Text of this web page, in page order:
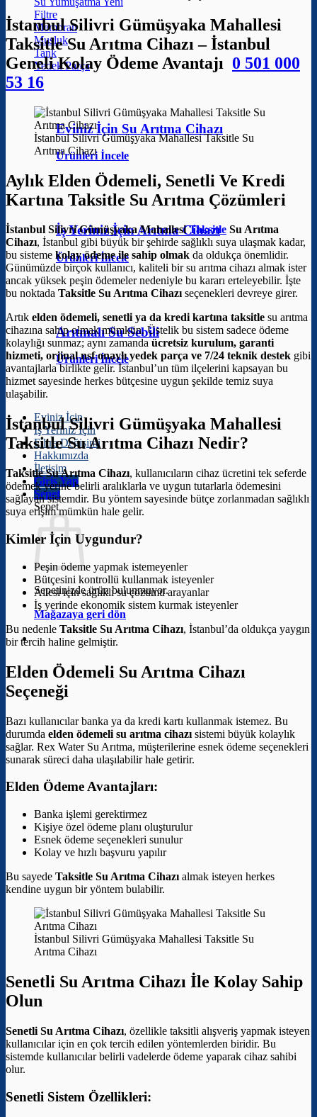
Filtre
Membran
Musluk
Tank
Yedek Parça
Eviniz İçin Su Arıtma Cihazı
Ürünleri İncele
İş Yeriniz İçin Arıtma Cihazı
Ürünleri İncele
Arıtmalı Su Sebili
Ürünleri İncele
Eviniz İçin
İş Yeriniz İçin
Filtre Değişimi
Hakkımızda
İletişim
Giriş Yap
Sepet
Sepet
Sepetinizde ürün bulunmuyor.
Mağazaya geri dön
İstanbul Silivri Gümüşyaka Mahallesi
Taksitle Su Arıtma Cihazı – İstanbul
Geneli Kolay Ödeme Avantajı 0 501 000
53 16
İstanbul Silivri Gümüşyaka Mahallesi Taksitle Su
Arıtma Cihazı
Aylık Elden Ödemeli, Senetli Ve Kredi
Kartına Taksitle Su Arıtma Çözümleri
İstanbul Silivri Gümüşyaka MahallesiTaksitle Su Arıtma
Cihazı, İstanbul gibi büyük bir şehirde sağlıklı suya ulaşmak kadar,
bu sisteme kolay ödeme ile sahip olmak da oldukça önemlidir.
Günümüzde birçok kullanıcı, kaliteli bir su arıtma cihazı almak ister
ancak yüksek peşin ödemeler nedeniyle bu kararı erteleyebilir. İşte
bu noktada Taksitle Su Arıtma Cihazıseçenekleri devreye girer.
Artık elden ödemeli, senetli ya da kredi kartına taksitle su arıtma
cihazına sahip olmak mümkün. Üstelik bu sistem sadece ödeme
kolaylığı sunmaz; aynı zamanda ücretsiz kurulum, garanti
hizmeti, orjinal nsf onaylı yedek parça ve 7/24 teknik destek gibi
avantajlarla birlikte gelir. İstanbul’un tüm ilçelerini kapsayan bu
hizmet sayesinde herkes bütçesine uygun şekilde temiz suya
ulaşabilir.
İstanbul Silivri Gümüşyaka Mahallesi
Taksitle Su Arıtma Cihazı Nedir?
Taksitle Su Arıtma Cihazı, kullanıcıların cihaz ücretini tek seferde
ödemek yerine belirli aralıklarla ve uygun tutarlarla ödemesini
sağlayan sistemdir. Bu yöntem sayesinde bütçe zorlanmadan sağlıklı
suya erişim mümkün hale gelir.
Kimler İçin Uygundur?
Peşin ödeme yapmak istemeyenler
Bütçesini kontrollü kullanmak isteyenler
Ailesi için sağlıklı su çözümü arayanlar
İş yerinde ekonomik sistem kurmak isteyenler
Bu nedenle Taksitle Su Arıtma Cihazı, İstanbul’da oldukça yaygın
bir tercih haline gelmiştir.
Elden Ödemeli Su Arıtma Cihazı
Seçeneği
Bazı kullanıcılar banka ya da kredi kartı kullanmak istemez. Bu
durumda elden ödemeli su arıtma cihazı sistemi büyük kolaylık
sağlar. Rex Water Su Arıtma, müşterilerine esnek ödeme seçenekleri
sunarak süreci daha ulaşılabilir hale getirir.
Elden Ödeme Avantajları:
Banka işlemi gerektirmez
Kişiye özel ödeme planı oluşturulur
Esnek ödeme seçenekleri sunulur
Kolay ve hızlı başvuru yapılır
Bu sayede Taksitle Su Arıtma Cihazı almak isteyen herkes
kendine uygun bir yöntem bulabilir.
İstanbul Silivri Gümüşyaka Mahallesi Taksitle Su
Arıtma Cihazı
Senetli Su Arıtma Cihazı İle Kolay Sahip
Olun
Senetli Su Arıtma Cihazı, özellikle taksitli alışveriş yapmak isteyen
kullanıcılar için en çok tercih edilen yöntemlerden biridir. Bu
sistemde kullanıcılar belirli vadelerde ödeme yaparak cihaz sahibi
olur.
Senetli Sistem Özellikleri: